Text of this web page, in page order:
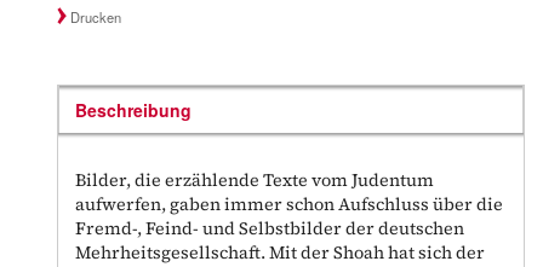
Drucken
Beschreibung
Bilder, die erzählende Texte vom Judentum
aufwerfen, gaben immer schon Aufschluss über die
Fremd-, Feind- und Selbstbilder der deutschen
Mehrheitsgesellschaft. Mit der Shoah hat sich der